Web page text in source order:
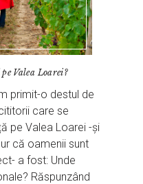
Valea Loarei?
primit-o destul de
care se
pe Valea Loarei -și
că oamenii sunt
a fost: Unde
Răspunzând